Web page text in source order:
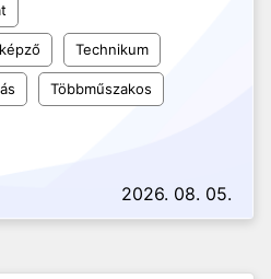
Technikum
Többműszakos
2026. 08. 05.